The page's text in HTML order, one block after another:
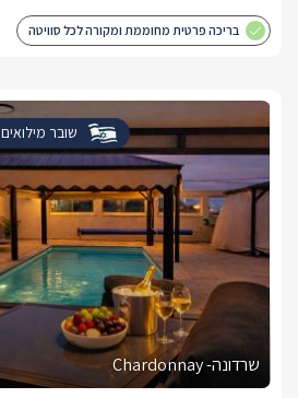
בריכה פרטית מחוממת ומקורה לכל סוויטה
שובר מילואים
שרדונה- Chardonnay